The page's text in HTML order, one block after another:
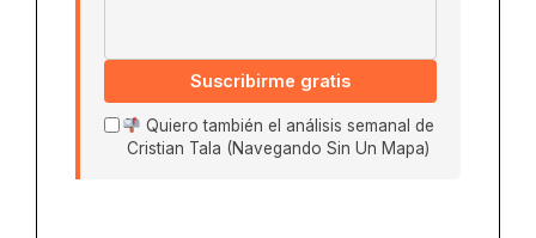
Suscribirme gratis
Quiero también el análisis semanal de
Cristian Tala (Navegando Sin Un Mapa)